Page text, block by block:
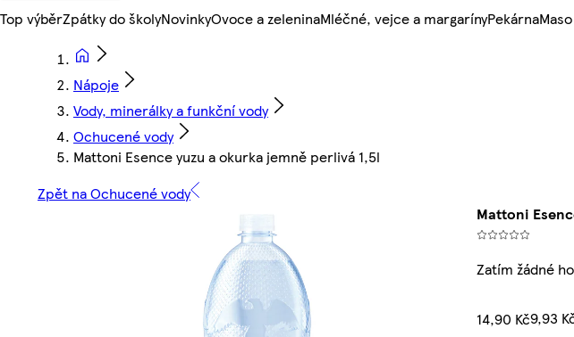
Top výběrZpátky do školyNovinkyOvoce a zeleninaMléčné, vejce a margarínyPekárna
Nápoje
Vody, minerálky a funkční vody
Ochucené vody
Mattoni Esence yuzu a okurka jemně perlivá 1,5l
Zpět na Ochucené vody
Mattoni
Zatím žádné
14,90 Kč9,93